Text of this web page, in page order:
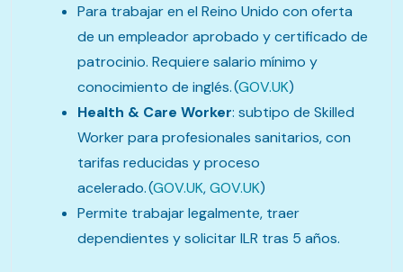
Para trabajar en el Reino Unido con oferta
de un empleador aprobado y certificado de
patrocinio. Requiere salario mínimo y
conocimiento de inglés. (GOV.UK)
Health & Care Worker: subtipo de Skilled
Worker para profesionales sanitarios, con
tarifas reducidas y proceso
acelerado. (GOV.UK,GOV.UK)
Permite trabajar legalmente, traer
dependientes y solicitar ILR tras 5 años.